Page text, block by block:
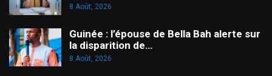
8 Août, 2026
Guinée : l’épouse de Bella Bah alerte sur
la disparition de…
8 Août, 2026